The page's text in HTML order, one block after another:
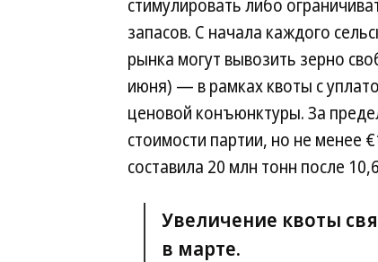
стимулировать либо
запасов. С начала каждого
рынка могут вывозить зерно
июня) — в рамках квоты с
ценовой конъюнктуры. За
стоимости партии, но не менее
составила 20 млн тонн после
Увеличение квоты
в марте.